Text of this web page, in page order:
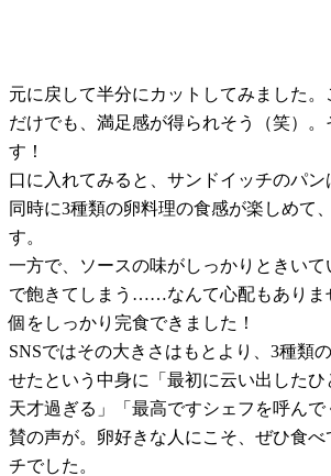
元に戻して半分にカットしてみました。
だけでも、満足感が得られそう（笑）。
す！
口に入れてみると、サンドイッチのパン
同時に3種類の卵料理の食感が楽しめて
す。
一方で、ソースの味がしっかりときいて
で飽きてしまう……なんて心配もありま
個をしっかり完食できました！
SNSではその大きさはもとより、3種類
せたという中身に「最初に云い出したひ
天才過ぎる」「最高ですシェフを呼んで
賛の声が。卵好きな人にこそ、ぜひ食べ
チでした。